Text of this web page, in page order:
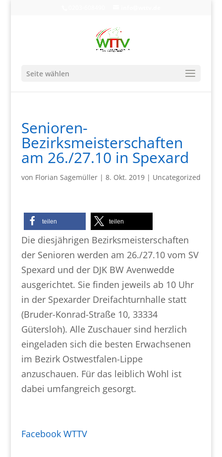
Seite wählen
Senioren-
Bezirksmeisterschaften
am 26./27.10 in Spexard
von Florian Sagemüller| 8. Okt. 2019| Uncategorized
teilen teilen
Die diesjährigen Bezirksmeisterschaften
der Senioren werden am 26./27.10 vom SV
Spexard und der DJK BW Avenwedde
ausgerichtet. Sie finden jeweils ab 10 Uhr
in der Spexarder Dreifachturnhalle statt
(Bruder-Konrad-Straße 10, 33334
Gütersloh). Alle Zuschauer sind herzlich
eingeladen sich die besten Erwachsenen
im Bezirk Ostwestfalen-Lippe
anzuschauen. Für das leiblich Wohl ist
dabei umfangreich gesorgt.
Facebook WTTV